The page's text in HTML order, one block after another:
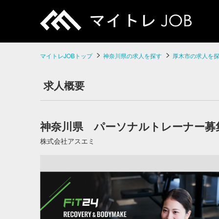
マイトレJOBトップ 神奈川県の求人を探す 厚木市の求人を
求人概要
神奈川県 パーソナルトレーナー募
株式会社アスエミ